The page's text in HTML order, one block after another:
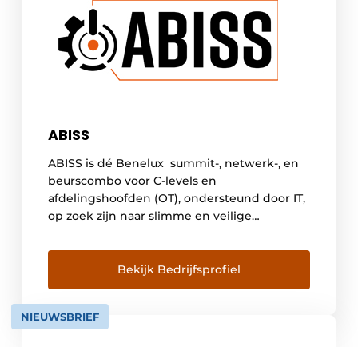
ABISS
ABISS is dé Benelux summit-, netwerk-, en
beurscombo voor C-levels en
afdelingshoofden (OT), ondersteund door IT,
op zoek zijn naar slimme en veilige
geïntegreerde fabriek van morgen!
Bekijk Bedrijfsprofiel
NIEUWSBRIEF